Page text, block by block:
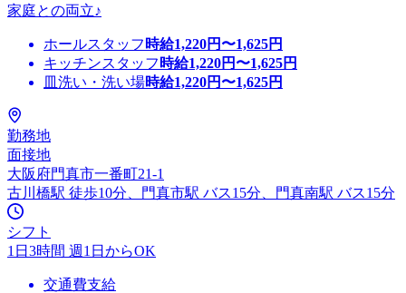
家庭との両立♪
ホールスタッフ 時給1,220円〜1,625円
キッチンスタッフ 時給1,220円〜1,625円
皿洗い・洗い場時給1,220円〜1,625円
勤務地
面接地
大阪府門真市一番町21-1
古川橋駅 徒歩10分、門真市駅 バス15分、門真南駅 バス15分
シフト
1日3時間 週1日からOK
交通費支給